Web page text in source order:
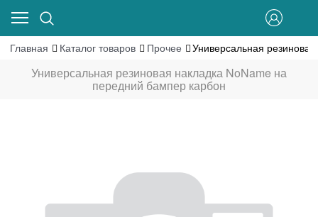
Главная Каталог товаров Прочее Универсальная
Универсальная резиновая накладка NoName на
передний бампер карбон